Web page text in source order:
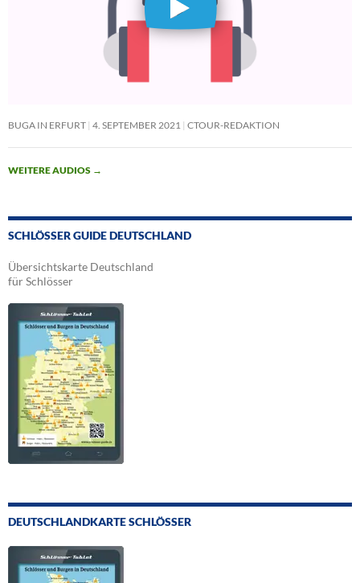
BUGA IN ERFURT 4. SEPTEMBER 2021 CTOUR-REDAKTION
WEITERE AUDIOS →
SCHLÖSSER GUIDE DEUTSCHLAND
Übersichtskarte Deutschland
für Schlösser
DEUTSCHLANDKARTE SCHLÖSSER